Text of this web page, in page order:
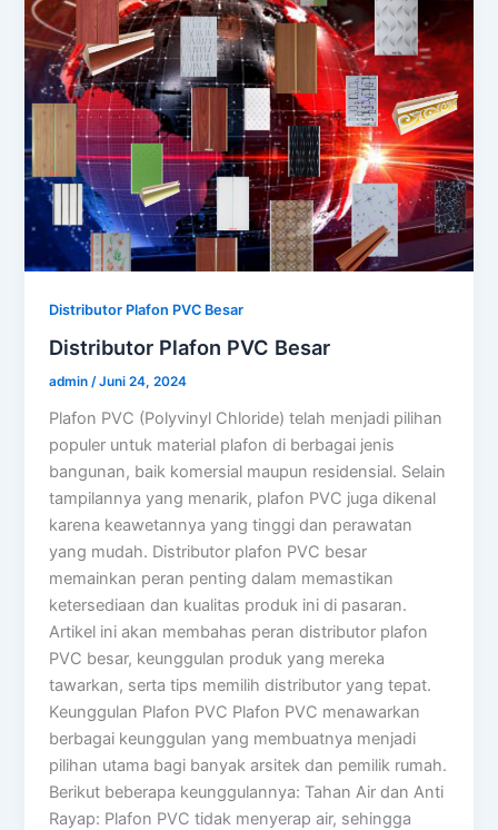
Distributor Plafon PVC Besar
Distributor Plafon PVC Besar
admin/Juni 24, 2024
Plafon PVC (Polyvinyl Chloride) telah menjadi pilihan
populer untuk material plafon di berbagai jenis
bangunan, baik komersial maupun residensial. Selain
tampilannya yang menarik, plafon PVC juga dikenal
karena keawetannya yang tinggi dan perawatan
yang mudah. Distributor plafon PVC besar
memainkan peran penting dalam memastikan
ketersediaan dan kualitas produk ini di pasaran.
Artikel ini akan membahas peran distributor plafon
PVC besar, keunggulan produk yang mereka
tawarkan, serta tips memilih distributor yang tepat.
Keunggulan Plafon PVC Plafon PVC menawarkan
berbagai keunggulan yang membuatnya menjadi
pilihan utama bagi banyak arsitek dan pemilik rumah.
Berikut beberapa keunggulannya: Tahan Air dan Anti
Rayap: Plafon PVC tidak menyerap air, sehingga